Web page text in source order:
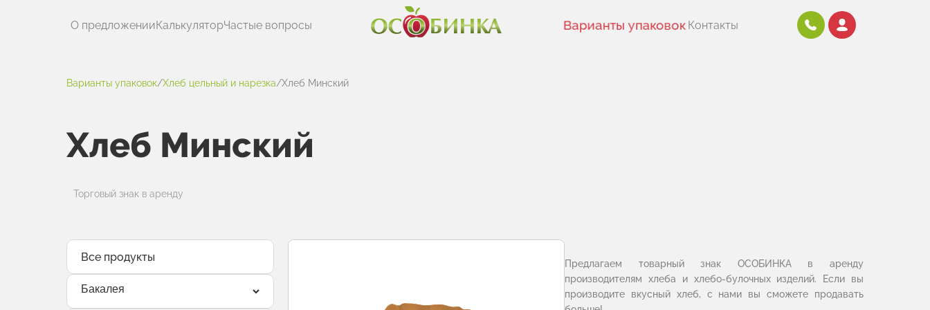
О предложенииКалькуляторЧастые вопросы Варианты упаковок Контакты
Варианты упаковок/Хлеб цельный и нарезка/Хлеб Минский
Хлеб Минский
Торговый знак в аренду
Все продукты
Бакалея
Предлагаем товарный знак ОСОБИНКА в аренду
производителям хлеба и хлебо-булочных изделий. Если вы
производите вкусный хлеб, с нами вы сможете продавать